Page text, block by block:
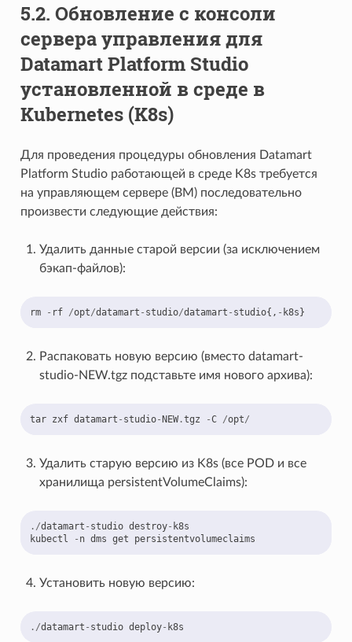
5.2. Обновление c консоли
сервера управления для
Datamart Platform Studio
установленной в среде в
Kubernetes (K8s)
Для проведения процедуры обновления Datamart
Platform Studio работающей в среде K8s требуется
на управляющем сервере (ВМ) последовательно
произвести следующие действия:
Удалить данные старой версии (за исключением
бэкап-файлов):
rm - rf /opt/datamart - studio/datamart - studio{, - k8s }
Распаковать новую версию (вместо datamart-
studio-NEW.tgz подставьте имя нового архива):
tar zxf datamart - studio- NEW.tgz -C /opt/
Удалить старую версию из K8s (все POD и все
хранилища persistentVolumeClaims):
./datamart - studio destroy- k8s
kubectl
- n dms get persistentvolumeclaims
Установить новую версию:
./datamart - studio deploy- k8s